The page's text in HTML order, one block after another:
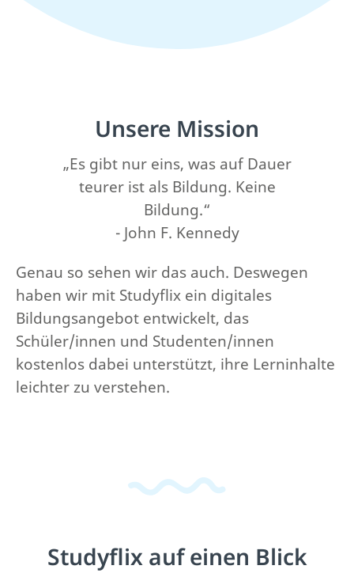
Unsere Mission
„Es gibt nur eins, was auf Dauer
teurer ist als Bildung. Keine
Bildung.“
- John F. Kennedy
Genau so sehen wir das auch. Deswegen
haben wir mit Studyflix ein digitales
Bildungsangebot entwickelt, das
Schüler/innen und Studenten/innen
kostenlos dabei unterstützt, ihre Lerninhalte
leichter zu verstehen.
Studyflix auf einen Blick